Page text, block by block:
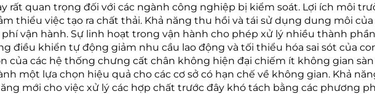
rất quan trọng đối với các ngành công nghiệp bị kiểm soát. Lợi ích môi
thiểu việc tạo ra chất thải. Khả năng thu hồi và tái sử dụng dung môi
vận hành. Sự linh hoạt trong vận hành cho phép xử lý nhiều thành
điều khiển tự động giảm nhu cầu lao động và tối thiểu hóa sai sót của
của các hệ thống chưng cất chân không hiện đại chiếm ít không gian
một lựa chọn hiệu quả cho các cơ sở có hạn chế về không gian. Khả
mới cho việc xử lý các hợp chất trước đây khó tách bằng các phương